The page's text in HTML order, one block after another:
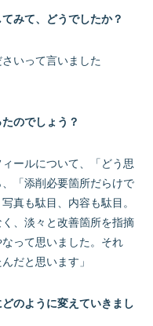
みて、どうでしたか？
さいって言いました
のでしょう？
ィールについて、「どう思
「添削必要箇所だらけで
真も駄目、内容も駄目。
、淡々と改善箇所を指摘
って思いました。それ
だと思います」
のように変えていきまし